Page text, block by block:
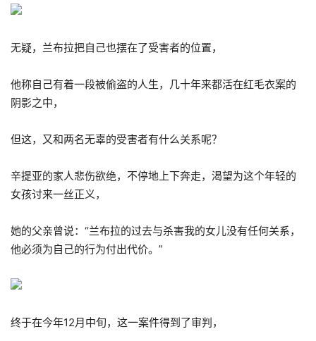
无疑，兰布拉把自己也摆在了受害者的位置，
他称自己有着一段被偷盗的人生，几十年来都活在红毛衣案的
阴影之中，
但这，又和两名无辜的受害者有什么关系呢？
辛提亚的家人悲伤欲绝，不停地上下奔走，渴望为这个年轻的
女孩讨来一丝正义，
她的父亲曾说：“兰布拉的过去与杀害我的女儿没有任何关系，
他必须为自己的行为付出代价。”
终于在今年12月中旬，这一案件得到了审判，